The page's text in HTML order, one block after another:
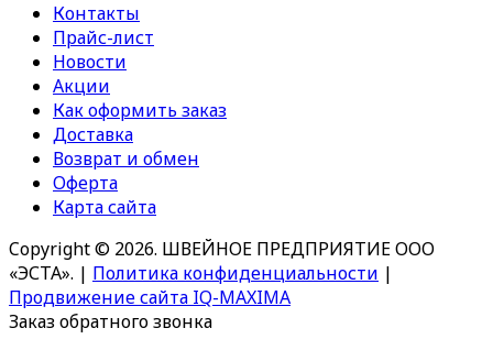
Контакты
Прайс-лист
Новости
Акции
Как оформить заказ
Доставка
Возврат и обмен
Оферта
Карта сайта
Copyright © 2026. ШВЕЙНОЕ ПРЕДПРИЯТИЕ ООО
«ЭСТА». | Политика конфиденциальности |
Продвижение сайта IQ-MAXIMA
Заказ обратного звонка